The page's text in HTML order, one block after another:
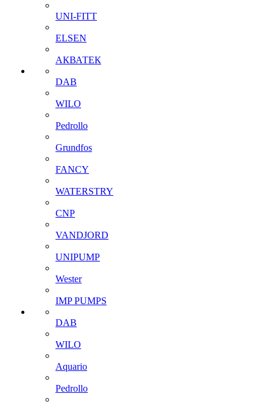
UNI-FITT
ELSEN
АКВАТЕК
DAB
WILO
Pedrollo
Grundfos
FANCY
WATERSTRY
CNP
VANDJORD
UNIPUMP
Wester
IMP PUMPS
DAB
WILO
Aquario
Pedrollo